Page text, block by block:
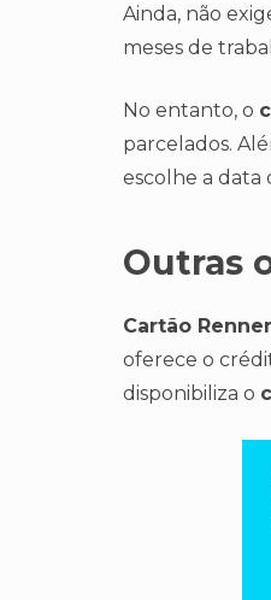
Ainda, não
meses de
No entanto, o
parcelados.
escolhe a data
Outras
Cartão Renner
oferece o
disponibiliza o